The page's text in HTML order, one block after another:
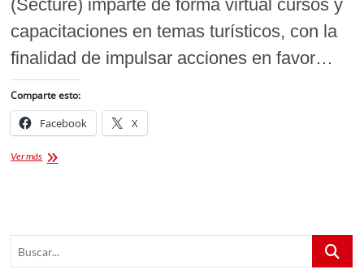
(Secture) imparte de forma virtual cursos y
capacitaciones en temas turísticos, con la
finalidad de impulsar acciones en favor…
Comparte esto:
Facebook X
Ver másIMPARTE
TEMAS
Buscar...